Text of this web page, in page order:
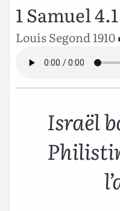
1 Samuel 4.1
Louis Segond 1910
Israël